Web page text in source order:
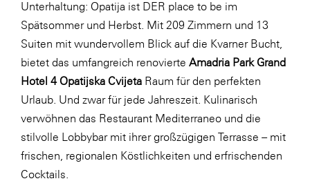
MTH Retail Group
OMV
OptimaMed
PAGRO
PHH Rechtsanwält:innen
Primark
Salesforce
Unterhaltung: Opatija ist DER place to be im
Spätsommer und Herbst. Mit 209 Zimmern und 13
Suiten mit wundervollem Blick auf die Kvarner Bucht,
bietet das umfangreich renovierte Amadria Park Grand
Hotel 4 Opatijska Cvijeta Raum für den perfekten
Urlaub. Und zwar für jede Jahreszeit. Kulinarisch
verwöhnen das Restaurant Mediterraneo und die
stilvolle Lobbybar mit ihrer großzügigen Terrasse – mit
frischen, regionalen Köstlichkeiten und erfrischenden
Cocktails.